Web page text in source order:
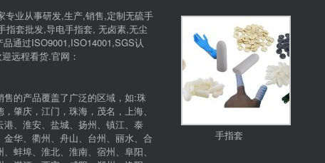
专业从事研发,生产,销售,定制无硫手
指套批发,导电手指套, 无卤素,无尘
通过ISO9001,ISO14001,SGS认
远程看货.官网：
的产品覆盖了广泛的区域，如:珠
肇庆，江门，珠海，茂名，上海、
、淮安、盐城、扬州、镇江、泰
华、衢州、舟山、台州、丽水、合
蚌埠、淮北、淮南、宿州、阜阳、
手指套